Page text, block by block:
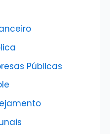
Públicas